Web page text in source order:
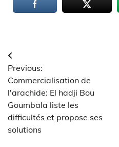
Navigation
de
l’article
Previous:
Commercialisation de
l'arachide: El hadji Bou
Goumbala liste les
difficultés et propose ses
solutions